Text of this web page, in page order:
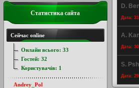
D.
Дата:
A.
Дата:
S.
Дата:
Статистика сайта
Сейчас online
Онлайн всього: 33
Гостей: 32
Користувачів: 1
Andrey_Pol